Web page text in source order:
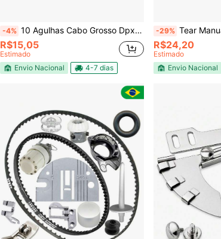
-4% 10 Agulhas Cabo Grosso Dpx5 Reta Costura Industrial N12
R$15,05
Estimado
Envio Nacional
4-7 dias
-29% Tear Manual Tricotin
R$24,20
Estimado
Envio Nacional